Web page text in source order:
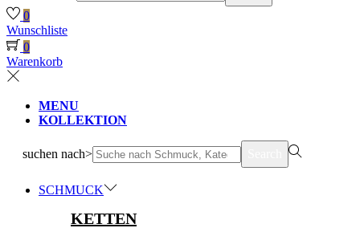
0
Wunschliste
0
Warenkorb
MENU
KOLLEKTION
suchen nach>
SCHMUCK
KETTEN